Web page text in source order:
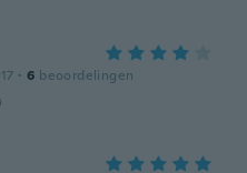
· 6 beoordelingen